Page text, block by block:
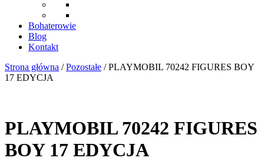
Bohaterowie
Blog
Kontakt
Strona główna /Pozostałe / PLAYMOBIL 70242 FIGURES BOY
17 EDYCJA
PLAYMOBIL 70242 FIGURES
BOY 17 EDYCJA